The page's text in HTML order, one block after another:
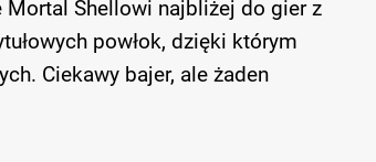
Shellowi najbliżej do gier z
powłok, dzięki którym
Ciekawy bajer, ale żaden